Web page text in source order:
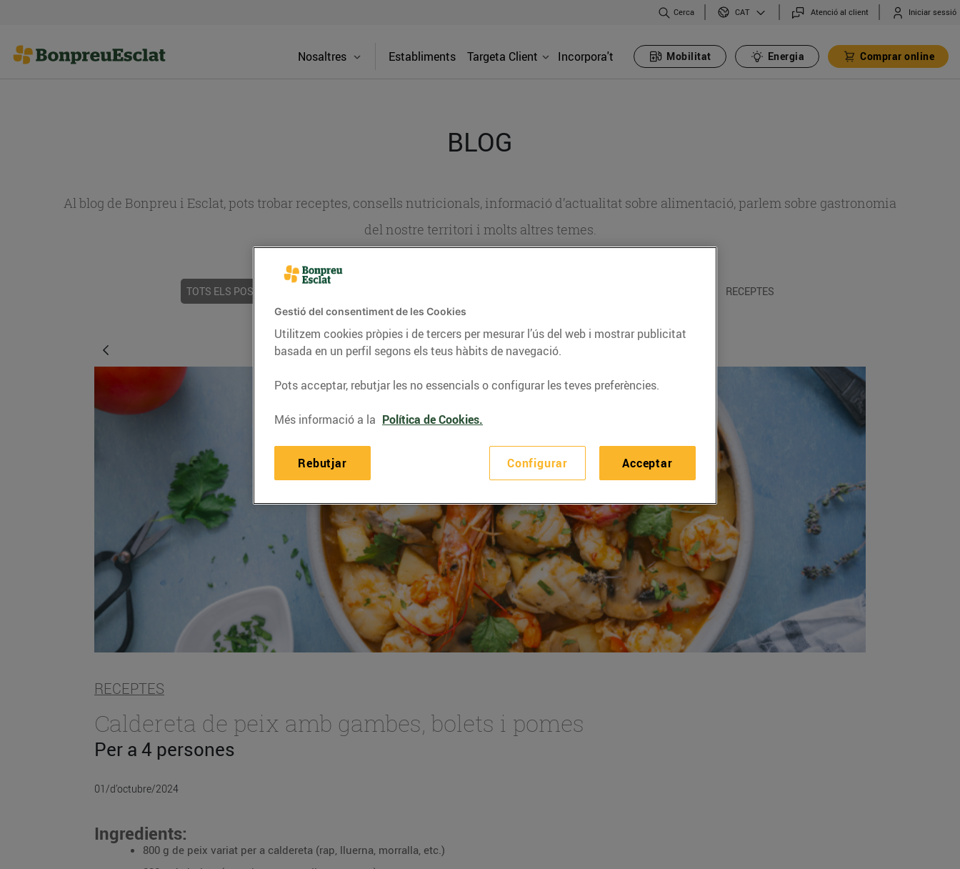
Cerca CAT Atenció al client Iniciar sessió
Nosaltres Establiments Targeta Client Incorpora't Mobilitat Energia Comprar online
BLOG
Al blog de Bonpreu i Esclat, pots trobar receptes, consells nutricionals, informació d’actualitat sobre alimentació, parlem sobre gastronomia
del nostre territori i molts altres temes.
TOTS ELS POSTS RECEPTES
RECEPTES
Caldereta de peix amb gambes, bolets i pomes
Per a 4 persones
01/d’octubre/2024
Ingredients:
800 g de peix variat per a caldereta (rap, lluerna, morralla, etc.)
Gestió del consentiment de les Cookies
Utilitzem cookies pròpies i de tercers per mesurar l’ús del web i mostrar publicitat
basada en un perfil segons els teus hàbits de navegació.
Pots acceptar, rebutjar les no essencials o configurar les teves preferències.
Més informació a la Política de Cookies.
Configurar
Rebutjar Acceptar